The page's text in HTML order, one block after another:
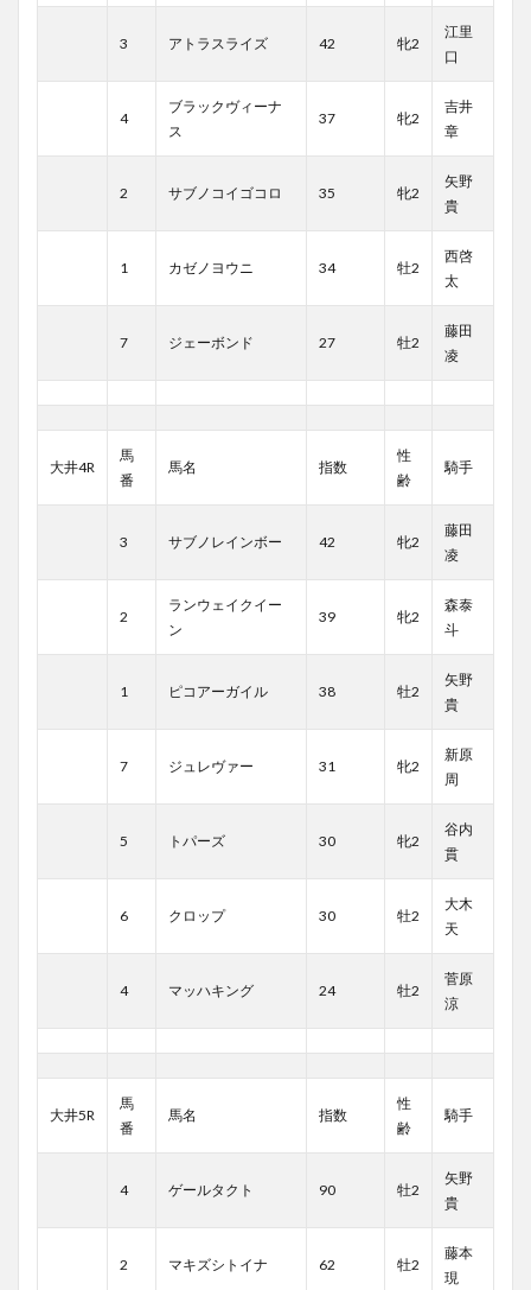
3 アトラスライズ 42 牝2
江里
口
4
ブラックヴィーナ
ス
37 牝2
吉井
章
2 サブノコイゴコロ 35 牝2
矢野
貴
1 カゼノヨウニ 34 牡2
西啓
太
7 ジェーボンド 27 牡2
藤田
凌
大井4R
馬
番
馬名 指数
性
齢
騎手
3 サブノレインボー 42 牝2
藤田
凌
2
ランウェイクイー
ン
39 牝2
森泰
斗
1 ピコアーガイル 38 牡2
矢野
貴
7 ジュレヴァー 31 牝2
新原
周
5 トパーズ 30 牝2
谷内
貫
6 クロップ 30 牡2
大木
天
4 マッハキング 24 牡2
菅原
涼
大井5R
馬
番
馬名 指数
性
齢
騎手
4 ゲールタクト 90 牡2
矢野
貴
2 マキズシトイナ 62 牡2
藤本
現